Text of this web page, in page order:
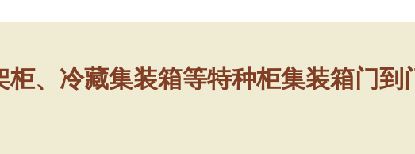
、冷藏集装箱等特种柜集装箱门到